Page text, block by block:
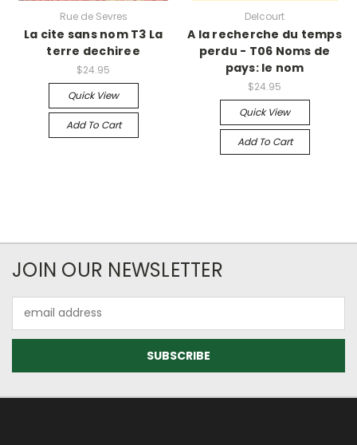
Rue de Sevres
La cite sans nom T3 La
terre dechiree
$24.95
Quick View
Add To Cart
Delcourt
A la recherche du temps
perdu - T06 Noms de
pays: le nom
$24.95
Quick View
Add To Cart
JOIN OUR NEWSLETTER
Address